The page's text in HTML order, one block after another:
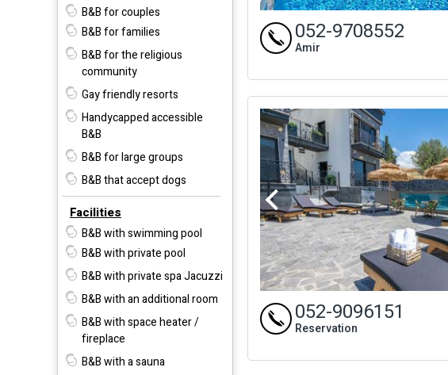
B&B for couples
B&B for families
B&B for the religious
community
Gay friendly resorts
Handycapped accessible
B&B
B&B for large groups
B&B that accept dogs
Facilities
B&B with swimming pool
B&B with private pool
B&B with private spa Jacuzzi
B&B with an additional room
B&B with space heater /
fireplace
B&B with a sauna
052-9708552
Amir
052-9096151
Reservation